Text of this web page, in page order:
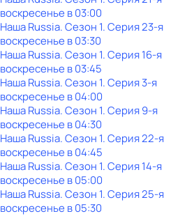
воскресенье в03:00
Наша Russia. Сезон 1. Серия 23-я
воскресенье в03:30
Наша Russia. Сезон 1. Серия 16-я
воскресенье в03:45
Наша Russia. Сезон 1. Серия 3-я
воскресенье в04:00
Наша Russia. Сезон 1. Серия 9-я
воскресенье в04:30
Наша Russia. Сезон 1. Серия 22-я
воскресенье в04:45
Наша Russia. Сезон 1. Серия 14-я
воскресенье в05:00
Наша Russia. Сезон 1. Серия 25-я
воскресенье в05:30